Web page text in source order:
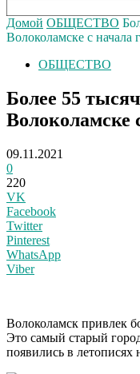
Домой ОБЩЕСТВО
Волоколамске с начала
ОБЩЕСТВО
Более 55
Волоколамске
09.11.2021
0
220
VK
Facebook
Twitter
Pinterest
WhatsApp
Viber
Волоколамск привлек
Это самый старый
появились в